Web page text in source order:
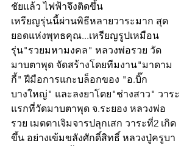
ชัยแล้ว ไฟฟ้าจึงติดขึ้น
เหรียญรุ่นนี้ผ่านพิธีหลายวาระมาก สุด
ยอดแห่งพุทธคุณ...เหรียญรูปเหมือน
รุ่น"รวยมหามงคล" หลวงพ่อรวย วัด
มาบตาพุด จัดสร้างโดยทีมงาน"มาดาม
กี้" ฝีมือการแกะบล็อกของ "อ.บิ๊ก​
บางใหญ่" และลงยาโดย"ช่างสาว" วาระ
แรกที่วัดมาบตาพุด จ.ระยอง หลวงพ่อ
รวย เมตตาเจิมจารปลุกเสก วาระที่2 เกิด
ขึ้น อย่างเข้มขลังศักดิ์สิทธิ์ หลวงปู่ครูบา